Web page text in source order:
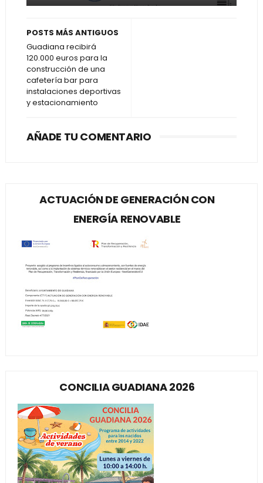
POSTS MÁS ANTIGUOS
Guadiana recibirá
120.000 euros para la
construcción de una
cafetería bar para
instalaciones deportivas
y estacionamiento
AÑADE TU COMENTARIO
ACTUACIÓN DE GENERACIÓN CON
ENERGÍA RENOVABLE
CONCILIA GUADIANA 2026